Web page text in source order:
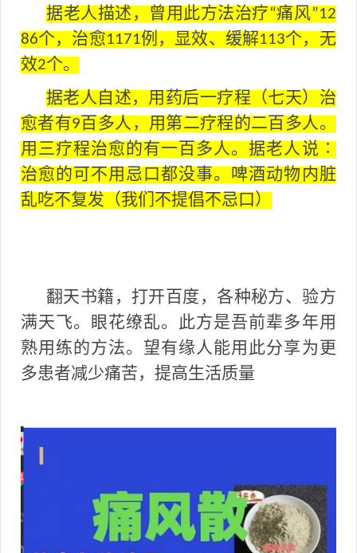
据老人描述，曾用此方法治疗“痛风”12
86个，治愈1171例，显效、缓解113个，无
效2个。
据老人自述，用药后一疗程（七天）治
愈者有9百多人，用第二疗程的二百多人。
用三疗程治愈的有一百多人。据老人说 ∶
治愈的可不用忌口都没事。啤酒动物内脏
乱吃不复发（我们不提倡不忌口）
翻天书籍，打开百度，各种秘方、验方
满天飞。眼花缭乱。此方是吾前辈多年用
熟用练的方法。望有缘人能用此分享为更
多患者减少痛苦，提高生活质量